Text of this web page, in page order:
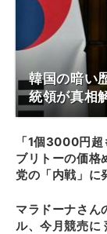
韓国の暗い
統領が真相
「1個3000円超
ブリトーの価格
党の「内戦」に
マラドーナさん
ル、今月競売に